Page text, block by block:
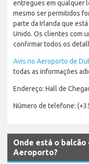
entregues em qualquer
mesmo ser permitidos
parte da Irlanda que
Unido. Os clientes com
confirmar todos os
Avis no Aeroporto de
todas as informações
Endereço: Hall de
Número de telefone:
Onde está o
Aeroporto?